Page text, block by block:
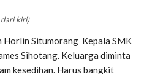
dari kiri)
Horlin Situmorang Kepala SMK
Sihotang. Keluarga diminta
kesedihan. Harus bangkit